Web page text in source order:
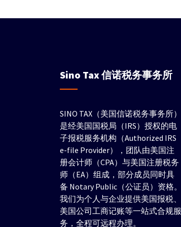
Sino Tax信诺税务事务所
SINO TAX（美国信诺税务事务所）
是经美国国税局（IRS）授权的电
子报税服务机构（Authorized IRS
e-file Provider），团队由美国注
册会计师（CPA）与美国注册税务
师（EA）组成，部分成员同时具
备 Notary Public（公证员）资格。
我们为个人与企业提供美国报税、
美国公司工商记账等一站式合规服
务，全程可远程办理。